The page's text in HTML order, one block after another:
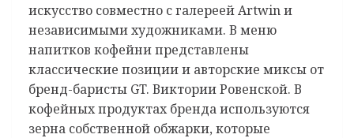
искусство совместно с галереей Artwin и
независимыми художниками. В меню
напитков кофейни представлены
классические позиции и авторские миксы от
бренд-баристы GT. Виктории Ровенской. В
кофейных продуктах бренда используются
зерна собственной обжарки, которые